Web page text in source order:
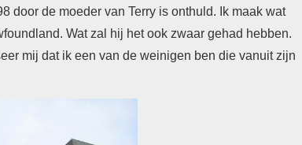
door de moeder van Terry is onthuld. Ik maak wat
Wat zal hij het ook zwaar gehad hebben.
mij dat ik een van de weinigen ben die vanuit zijn